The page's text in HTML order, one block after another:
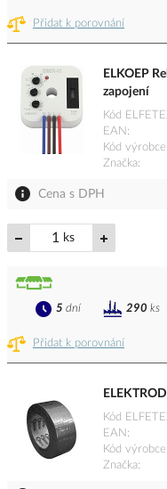
Přidat k porovnání
ELKOEP
zapojení
Kód
EAN
Kód výrobce
Značka
Cena s DPH
ks
Přidat k porovnání
5 dní 290 ks
Kód
EAN
Kód výrobce
Značka